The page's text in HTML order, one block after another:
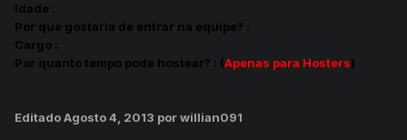
Idade :
Por que gostaria de entrar na equipe? :
Cargo :
Por quanto tempo pode hostear? : (Apenas para Hosters)
EditadoAgosto 4, 2013 por willian091